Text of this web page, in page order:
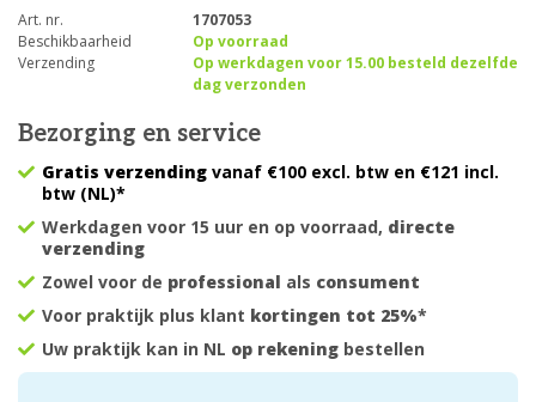
Art. nr.
1707053
Beschikbaarheid
Op voorraad
Verzending
Op werkdagen voor 15.00 besteld dezelfde
dag verzonden
Bezorging en service
Gratis verzending vanaf €100 excl. btw en €121 incl.
btw (NL)*
Werkdagen voor 15 uur en op voorraad, directe
verzending
Zowel voor de professional als consument
Voor praktijk plus klant kortingen tot 25%*
Uw praktijk kan in NL op rekening bestellen